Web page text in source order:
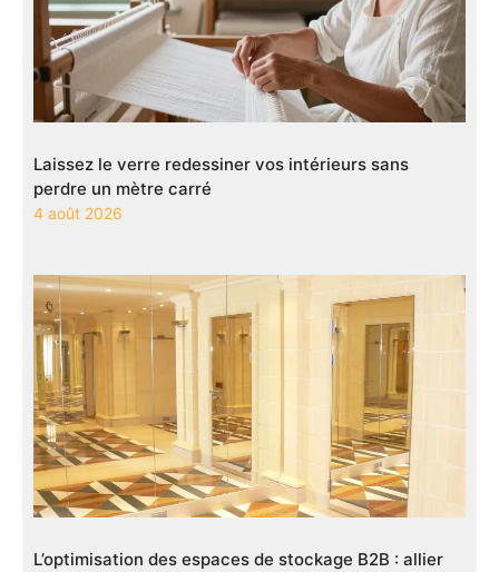
Laissez le verre redessiner vos intérieurs sans
perdre un mètre carré
4 août 2026
L’optimisation des espaces de stockage B2B : allier